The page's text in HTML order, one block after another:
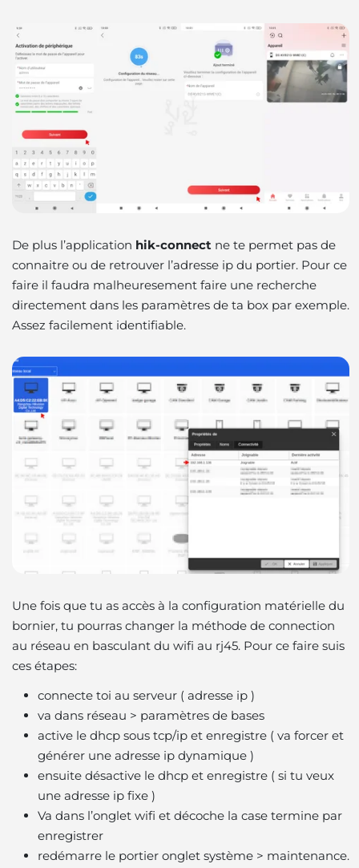
De plus l’application hik-connect ne te permet pas de
connaitre ou de retrouver l’adresse ip du portier. Pour ce
faire il faudra malheuresement faire une recherche
directement dans les paramètres de ta box par exemple.
Assez facilement identifiable.
Une fois que tu as accès à la configuration matérielle du
bornier, tu pourras changer la méthode de connection
au réseau en basculant du wifi au rj45. Pour ce faire suis
ces étapes:
connecte toi au serveur ( adresse ip )
va dans réseau > paramètres de bases
active le dhcp sous tcp/ip et enregistre ( va forcer et
générer une adresse ip dynamique )
ensuite désactive le dhcp et enregistre ( si tu veux
une adresse ip fixe )
Va dans l’onglet wifi et décoche la case termine par
enregistrer
redémarre le portier onglet système > maintenance.